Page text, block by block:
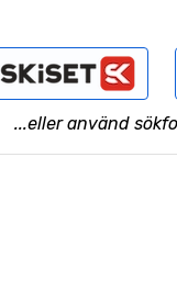
...eller använd